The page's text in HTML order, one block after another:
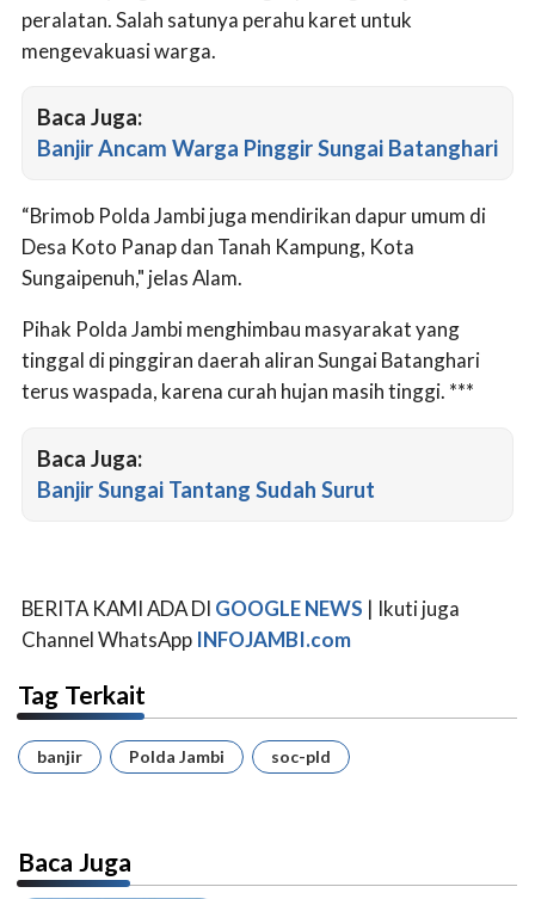
peralatan. Salah satunya perahu karet untuk
mengevakuasi warga.
Baca Juga:
Banjir Ancam Warga Pinggir Sungai Batanghari
“Brimob Polda Jambi juga mendirikan dapur umum di
Desa Koto Panap dan Tanah Kampung, Kota
Sungaipenuh," jelas Alam.
Pihak Polda Jambi menghimbau masyarakat yang
tinggal di pinggiran daerah aliran Sungai Batanghari
terus waspada, karena curah hujan masih tinggi. ***
Baca Juga:
Banjir Sungai Tantang Sudah Surut
BERITA KAMI ADA DI GOOGLE NEWS | Ikuti juga
Channel WhatsApp INFOJAMBI.com
Tag Terkait
banjir Polda Jambi soc-pld
Baca Juga